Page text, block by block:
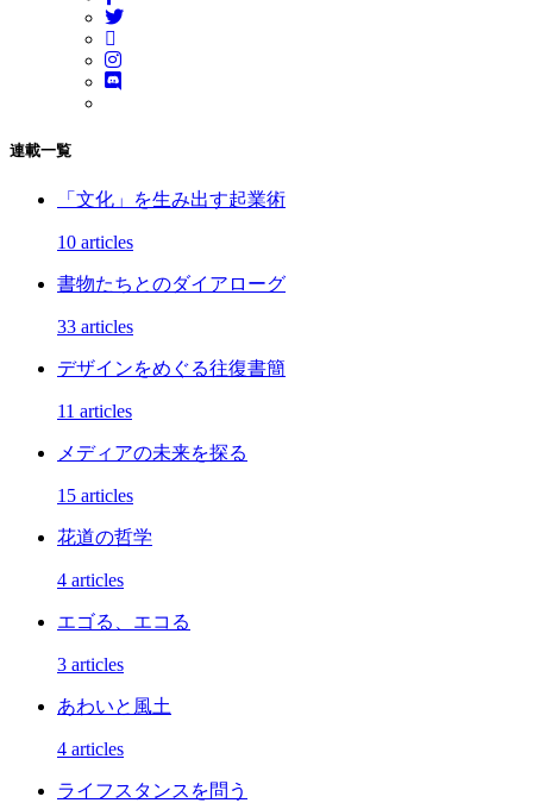
連載一覧
「文化」を生み出す起業術
10 articles
書物たちとのダイアローグ
33 articles
デザインをめぐる往復書簡
11 articles
メディアの未来を探る
15 articles
花道の哲学
4 articles
エゴる、エコる
3 articles
あわいと風土
4 articles
ライフスタンスを問う